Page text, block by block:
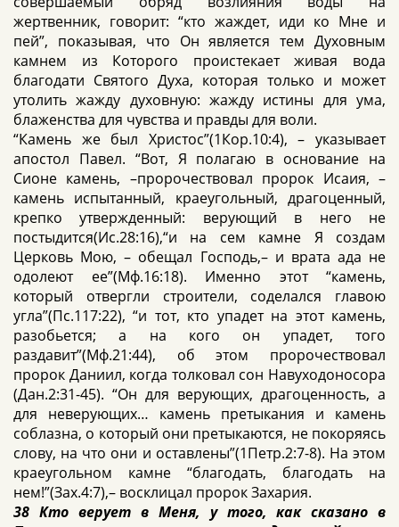
жертвенник, говорит: “кто жаждет, иди ко Мне и
пей”, показывая, что Он является тем Духовным
камнем из Которого проистекает живая вода
благодати Святого Духа, которая только и может
утолить жажду духовную: жажду истины для ума,
блаженства для чувства и правды для воли.
“Камень же был Христос”(1Кор.10:4), – указывает
апостол Павел. “Вот, Я полагаю в основание на
Сионе камень, –пророчествовал пророк Исаия, –
камень испытанный, краеугольный, драгоценный,
крепко утвержденный: верующий в него не
постыдится(Ис.28:16),“и на сем камне Я создам
Церковь Мою, – обещал Господь,– и врата ада не
одолеют ее”(Мф.16:18). Именно этот “камень,
который отвергли строители, соделался главою
угла”(Пс.117:22), “и тот, кто упадет на этот камень,
разобьется; а на кого он упадет, того
раздавит”(Мф.21:44), об этом пророчествовал
пророк Даниил, когда толковал сон Навуходоносора
(Дан.2:31-45). “Он для верующих, драгоценность, а
для неверующих… камень претыкания и камень
соблазна, о который они претыкаются, не покоряясь
слову, на что они и оставлены”(1Петр.2:7-8). На этом
краеугольном камне “благодать, благодать на
нем!”(Зах.4:7),– восклицал пророк Захария.
38 Кто верует в Меня, у того, как сказано в